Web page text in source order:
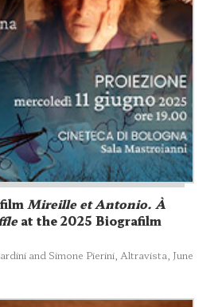
Mireille et Antonio. À
at the 2025 Biografilm
and Simone Pierini, Altravista, June